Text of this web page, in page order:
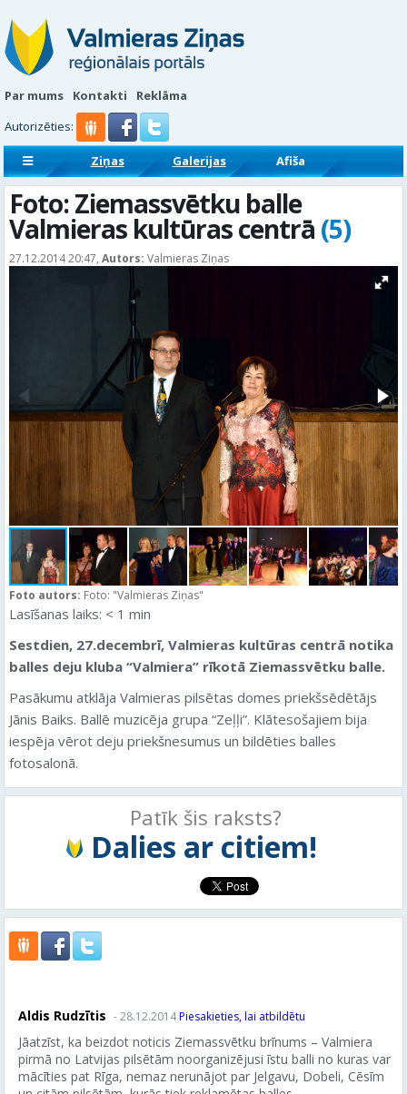
Par mums Kontakti
Reklāma
Autorizēties:
Ziņas Galerijas
Afiša
Sludinājumi
Reklāmraksti
Foto: Ziemassvētku balle
Valmieras kultūras centrā (5)
27.12.2014 20:47, Autors: Valmieras Ziņas
Foto autors: Foto: "Valmieras Ziņas"
Lasīšanas laiks: < 1 min
Sestdien, 27.decembrī, Valmieras kultūras centrā notika
balles deju kluba “Valmiera” rīkotā Ziemassvētku balle.
Pasākumu atklāja Valmieras pilsētas domes priekšsēdētājs
Jānis Baiks. Ballē muzicēja grupa “Zeļļi”. Klātesošajiem bija
iespēja vērot deju priekšnesumus un bildēties balles
fotosalonā.
Patīk šis raksts?
Dalies ar citiem!
Aldis Rudzītis - 28.12.2014Piesakieties, lai atbildētu
Jāatzīst, ka beizdot noticis Ziemassvētku brīnums – Valmiera
pirmā no Latvijas pilsētām noorganizējusi īstu balli no kuras var
mācīties pat Rīga, nemaz nerunājot par Jelgavu, Dobeli, Cēsīm